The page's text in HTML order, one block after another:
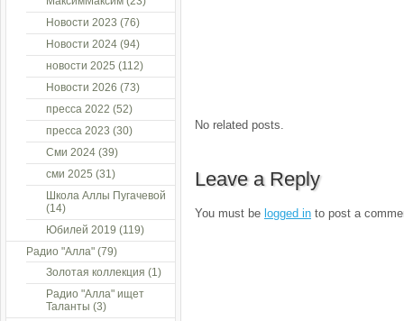
No related posts.
Leave a Reply
You must be logged in to post a
Новости 2023 (76)
Новости 2024 (94)
новости 2025 (112)
Новости 2026 (73)
пресса 2022 (52)
пресса 2023 (30)
Сми 2024 (39)
сми 2025 (31)
Школа Аллы Пугачевой
(14)
Юбилей 2019 (119)
Радио "Алла" (79)
Золотая коллекция (1)
Радио "Алла" ищет
Таланты (3)